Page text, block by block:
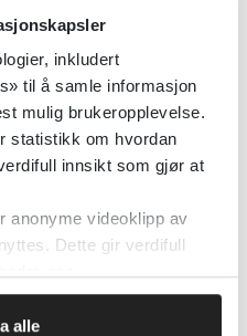
inkludert
til å samle informasjon
mulig brukeropplevelse.
statistikk om hvordan
innsikt som gjør at
anonyme videoklipp av
Dette gir verdifull
alle
Folkehelseinstituttet (FHI)
Norsk forening for immunologi og transfusjonsmedisin